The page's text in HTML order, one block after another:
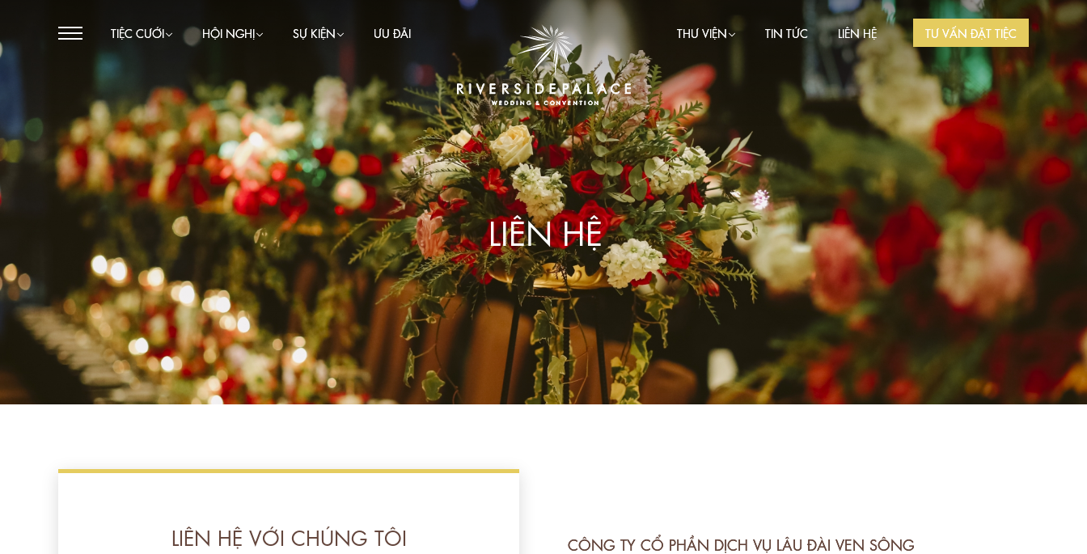
TIỆC CƯỚI HỘI NGHỊ SỰ KIỆN ƯU ĐÃI THƯ VIỆN TIN TỨC LIÊN HỆ TƯ VẤN ĐẶT TIỆC
LIÊN HỆ
CÔNG TY CỔ PHẦN DỊCH VỤ LÂU ĐÀI VEN SÔNG
LIÊN HỆ VỚI CHÚNG TÔI